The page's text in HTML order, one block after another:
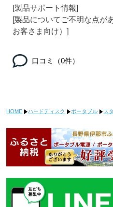
[製品サポート情報]
[製品についてご不明な点が
お客さま向け）]
口コミ（0件）
HOME ハードディスク ポータブル
ス